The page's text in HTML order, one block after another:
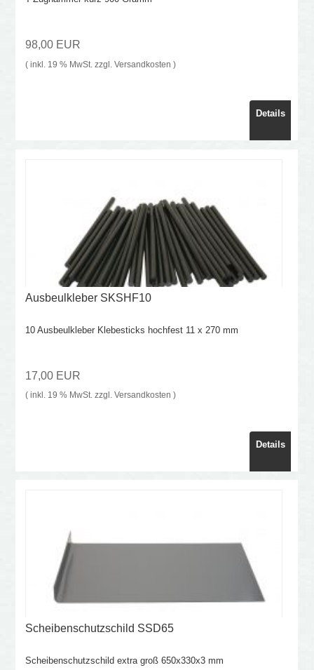
98,00 EUR
( inkl. 19 % MwSt. zzgl. Versandkosten )
Details
Ausbeulkleber SKSHF10
10 Ausbeulkleber Klebesticks hochfest 11 x 270 mm
17,00 EUR
( inkl. 19 % MwSt. zzgl. Versandkosten )
Details
Scheibenschutzschild SSD65
Scheibenschutzschild extra groß 650x330x3 mm